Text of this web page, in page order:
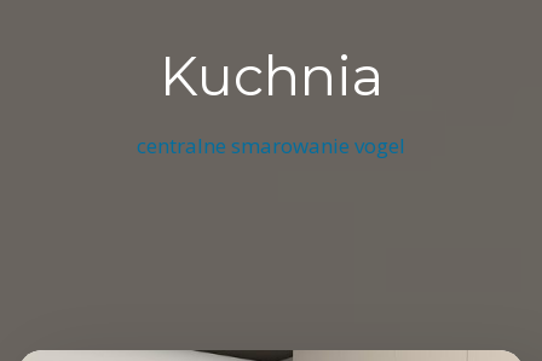
Kuchnia
centralne smarowanie vogel